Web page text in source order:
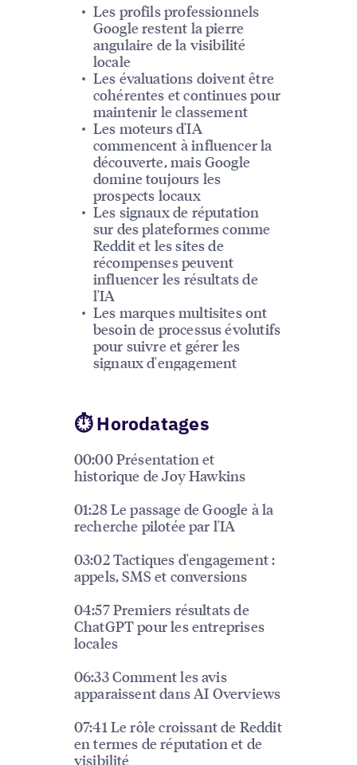
Les profils professionnels
Google restent la pierre
angulaire de la visibilité
locale
Les évaluations doivent être
cohérentes et continues pour
maintenir le classement
Les moteurs d'IA
commencent à influencer la
découverte, mais Google
domine toujours les
prospects locaux
Les signaux de réputation
sur des plateformes comme
Reddit et les sites de
récompenses peuvent
influencer les résultats de
l'IA
Les marques multisites ont
besoin de processus évolutifs
pour suivre et gérer les
signaux d'engagement
⏱ Horodatages
00:00 Présentation et
historique de Joy Hawkins
01:28 Le passage de Google à la
recherche pilotée par l'IA
03:02 Tactiques d'engagement :
appels, SMS et conversions
04:57 Premiers résultats de
ChatGPT pour les entreprises
locales
06:33 Comment les avis
apparaissent dans AI Overviews
07:41 Le rôle croissant de Reddit
en termes de réputation et de
visibilité